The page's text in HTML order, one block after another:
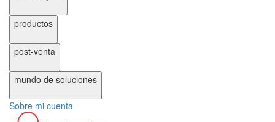
productos
post-venta
mundo de soluciones
Sobre mi cuenta